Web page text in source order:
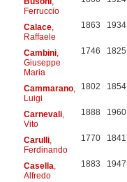
Ferruccio
Calace,
Raffaele
1863 1934
Cambini,
Giuseppe
Maria
1746 1825
Cammarano,
Luigi
1802 1854
Carnevali,
Vito
1888 1960
Carulli,
Ferdinando
1770 1841
Casella
Alfredo
1883 1947